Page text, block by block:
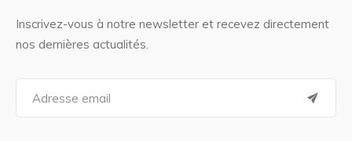
Inscrivez-vous à notre newsletter et recevez directement
nos dernières actualités.
a